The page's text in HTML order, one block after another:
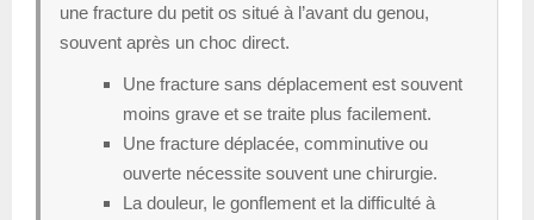
une fracture du petit os situé à l’avant du genou,
souvent après un choc direct.
Une fracture sans déplacement est souvent
moins grave et se traite plus facilement.
Une fracture déplacée, comminutive ou
ouverte nécessite souvent une chirurgie.
La douleur, le gonflement et la difficulté à